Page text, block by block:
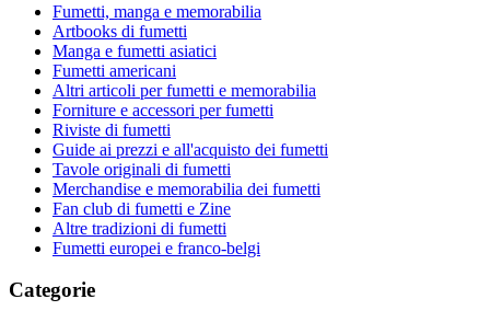
Fumetti, manga e memorabilia
Artbooks di fumetti
Manga e fumetti asiatici
Fumetti americani
Altri articoli per fumetti e memorabilia
Forniture e accessori per fumetti
Riviste di fumetti
Guide ai prezzi e all'acquisto dei fumetti
Tavole originali di fumetti
Merchandise e memorabilia dei fumetti
Fan club di fumetti e Zine
Altre tradizioni di fumetti
Fumetti europei e franco-belgi
Categorie